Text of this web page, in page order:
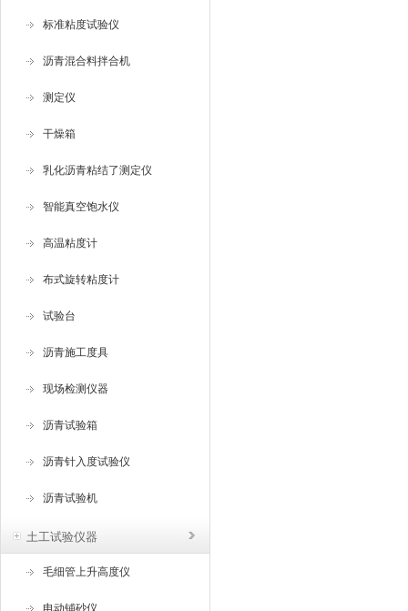
标准粘度试验仪
沥青混合料拌合机
测定仪
干燥箱
乳化沥青粘结了测定仪
智能真空饱水仪
高温粘度计
布式旋转粘度计
试验台
沥青施工度具
现场检测仪器
沥青试验箱
沥青针入度试验仪
沥青试验机
土工试验仪器
毛细管上升高度仪
电动铺砂仪